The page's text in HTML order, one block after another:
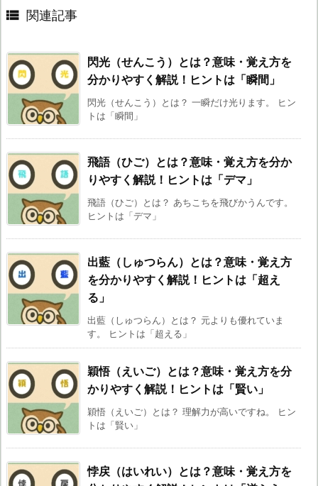
 関連記事
閃光（せんこう）とは？意味・覚え方を
分かりやすく解説！ヒントは「瞬間」
閃光（せんこう）とは？ 一瞬だけ光ります。 ヒン
トは「瞬間」
飛語（ひご）とは？意味・覚え方を分か
りやすく解説！ヒントは「デマ」
飛語（ひご）とは？ あちこちを飛びかうんです。
ヒントは「デマ」
出藍（しゅつらん）とは？意味・覚え方
を分かりやすく解説！ヒントは「超え
る」
出藍（しゅつらん）とは？ 元よりも優れていま
す。 ヒントは「超える」
穎悟（えいご）とは？意味・覚え方を分
かりやすく解説！ヒントは「賢い」
穎悟（えいご）とは？ 理解力が高いですね。 ヒン
トは「賢い」
悖戻（はいれい）とは？意味・覚え方を